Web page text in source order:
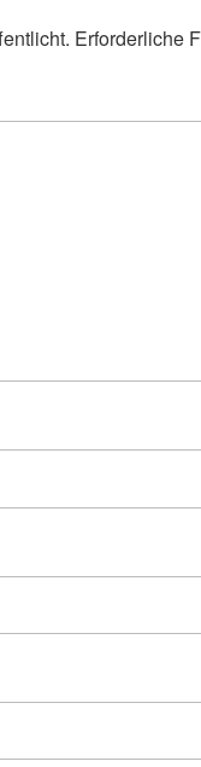
Erforderliche